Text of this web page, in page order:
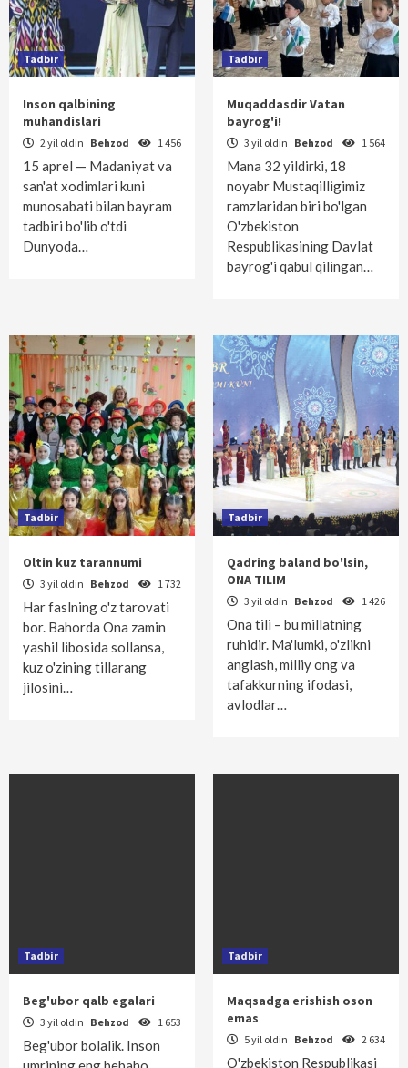
Tadbir
Inson qalbining
muhandislari
2 yil oldin Behzod 1 456
15 aprel — Madaniyat va
san'at xodimlari kuni
munosabati bilan bayram
tadbiri bo'lib o'tdi
Dunyoda…
Tadbir
Muqaddasdir Vatan
bayrog'i!
3 yil oldin Behzod 1 564
Mana 32 yildirki, 18
noyabr Mustaqilligimiz
ramzlaridan biri bo'lgan
O'zbekiston
Respublikasining Davlat
bayrog'i qabul qilingan…
Tadbir
Oltin kuz tarannumi
3 yil oldin Behzod 1 732
Har faslning o'z tarovati
bor. Bahorda Ona zamin
yashil libosida sollansa,
kuz o'zining tillarang
jilosini…
Tadbir
Qadring baland bo'lsin,
ONA TILIM
3 yil oldin Behzod 1 426
Ona tili – bu millatning
ruhidir. Ma'lumki, o'zlikni
anglash, milliy ong va
tafakkurning ifodasi,
avlodlar…
Tadbir
Beg'ubor qalb egalari
3 yil oldin Behzod 1 653
Beg'ubor bolalik. Inson
Tadbir
Maqsadga erishish oson
emas
5 yil oldin Behzod 2 634
O'zbekiston Respublikasi